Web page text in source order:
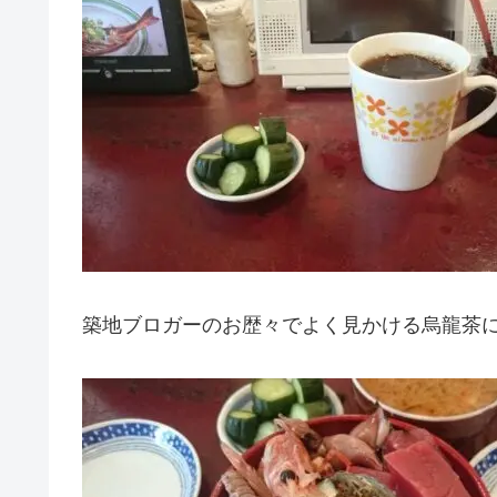
築地ブロガーのお歴々でよく見かける烏龍茶